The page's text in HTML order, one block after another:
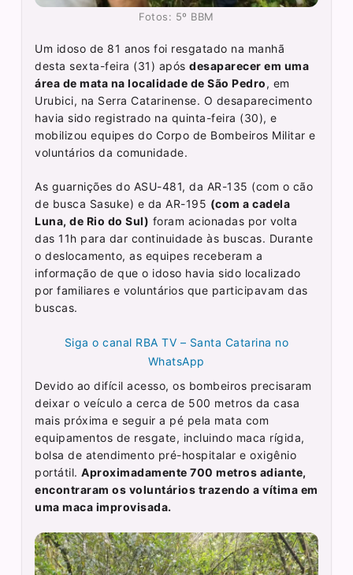
Fotos: 5º BBM
Um idoso de 81 anos foi resgatado na manhã
desta sexta-feira (31) apósdesaparecer em uma
área de mata na localidade de São Pedro, em
Urubici, na Serra Catarinense. O desaparecimento
havia sido registrado na quinta-feira (30), e
mobilizou equipes do Corpo de Bombeiros Militar e
voluntários da comunidade.
As guarnições do ASU-481, da AR-135 (com o cão
de busca Sasuke) e da AR-195 (com a cadela
Luna, de Rio do Sul) foram acionadas por volta
das 11h para dar continuidade às buscas. Durante
o deslocamento, as equipes receberam a
informação de que o idoso havia sido localizado
por familiares e voluntários que participavam das
buscas.
Siga o canal RBA TV – Santa Catarina no
WhatsApp
Devido ao difícil acesso, os bombeiros precisaram
deixar o veículo a cerca de 500 metros da casa
mais próxima e seguir a pé pela mata com
equipamentos de resgate, incluindo maca rígida,
bolsa de atendimento pré-hospitalar e oxigênio
portátil.Aproximadamente 700 metros adiante,
encontraram os voluntários trazendo a vítima em
uma maca improvisada.